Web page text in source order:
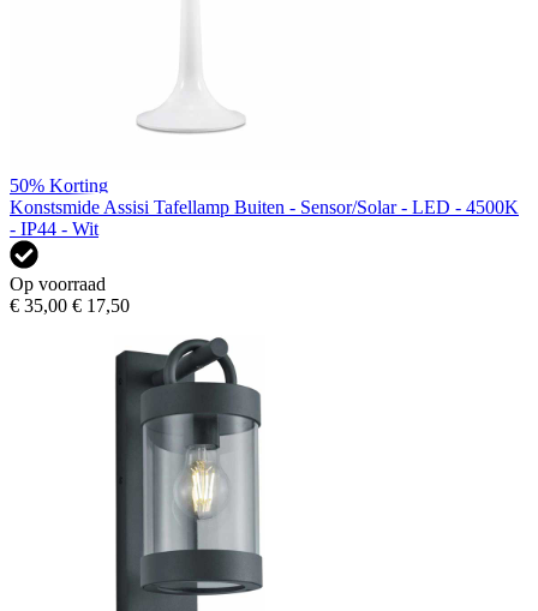
50% Korting
Konstsmide Assisi Tafellamp Buiten - Sensor/Solar - LED - 4500K
- IP44 - Wit
Op voorraad
€ 35,00 € 17,50